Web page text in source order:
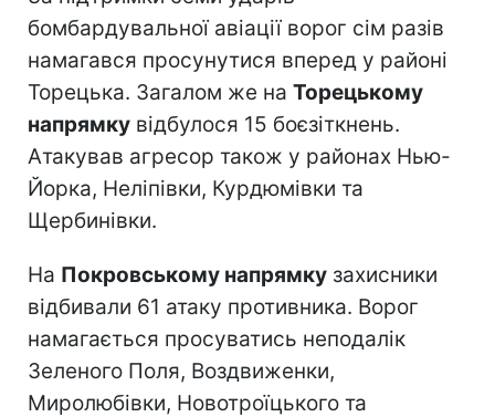
бомбардувальної авіації ворог сім разів
намагався просунутися вперед у районі
Торецька. Загалом же на Торецькому
напрямку відбулося 15 боєзіткнень.
Атакував агресор також у районах Нью-
Йорка, Неліпівки, Курдюмівки та
Щербинівки.
На Покровському напрямку захисники
відбивали 61 атаку противника. Ворог
намагається просуватись неподалік
Зеленого Поля, Воздвиженки,
Миролюбівки, Новотроїцького та